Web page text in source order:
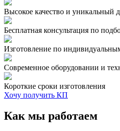
Высокое качество и уникальный
Бесплатная консультация по
Изготовление по
Современное оборудовании и
Короткие сроки изготовления
Хочу получить КП
Как мы работаем